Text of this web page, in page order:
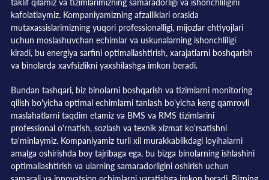
taklif qilamiz va tizimlarimizning samaradorligi va ishonchliligini
kafolatlaymiz. Kompaniyamizning afzalliklari orasida
mutaxassislarimizning yuqori professionalligi, mijozlar ehtiyojlari
uchun moslashuvchan echimlar va uskunalarning ishonchliligi
kiradi, bu energiya sarfini optimallashtirish, xarajatlarni boshqarish
va binolarda xavfsizlikni yaxshilashga imkon beradi.
Bundan tashqari, biz binolarni boshqarish va tizimlarni monitoring
qilish bo'yicha optimal echimlarni tanlash bo'yicha keng qamrovli
maslahatlarni taqdim etamiz va BMS va RMS tizimlarini
professional o'rnatish, sozlash va texnik xizmat ko'rsatishni
ta'minlaymiz. Kompaniyamiz turli xil murakkablikdagi loyihalarni
amalga oshirishda boy tajribaga ega, bu bizga binolarning ishlashini
optimallashtirish va ularning samaradorligini oshirish uchun